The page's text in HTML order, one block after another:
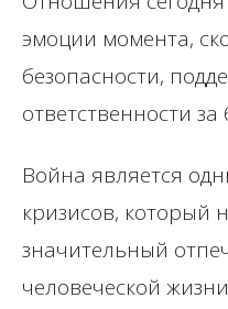
эмоции момента,
безопасности,
ответственности за
Война является
кризисов, который
значительный
человеческой